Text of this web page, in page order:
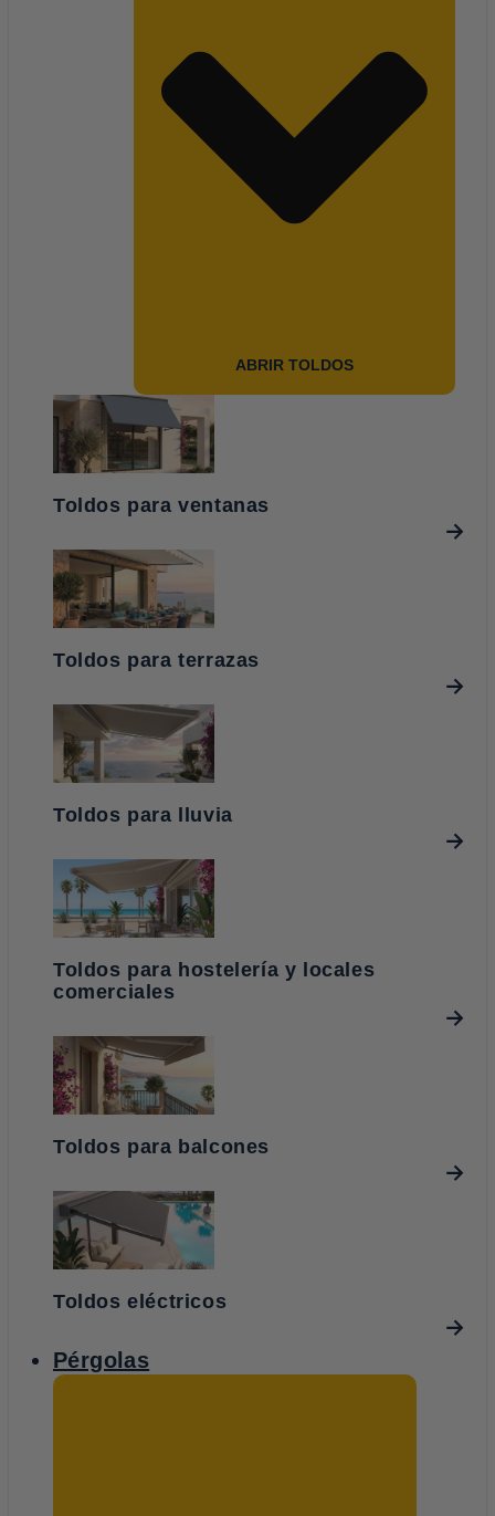
ABRIR TOLDOS
Toldos para ventanas
Toldos para terrazas
Toldos para lluvia
Toldos para hostelería y locales
comerciales
Toldos para balcones
Toldos eléctricos
Pérgolas